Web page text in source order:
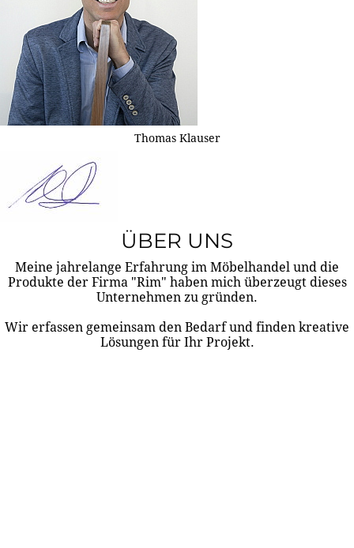
Thomas Klauser
ÜBER UNS
Meine jahrelange Erfahrung im Möbelhandel und die
Produkte der Firma "Rim" haben mich überzeugt dieses
Unternehmen zu gründen.
Wir erfassen gemeinsam den Bedarf und finden kreative
Lösungen für Ihr Projekt.